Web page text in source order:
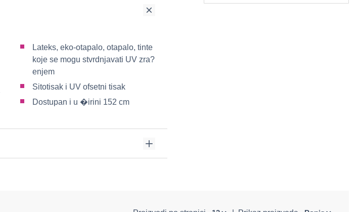
Lateks, eko-otapalo, otapalo, tinte
koje se mogu stvrdnjavati UV zra?
enjem
Sitotisak i UV ofsetni tisak
Dostupan i u �irini 152 cm